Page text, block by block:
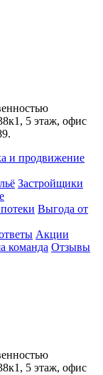
5 этаж, офис
и продвижение
Застройщики
Выгода от
Акции
команда Отзывы
5 этаж, офис